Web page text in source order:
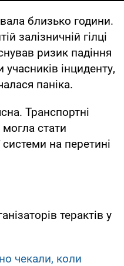
близько години.
залізничній гілці
ризик падіння
інциденту,
паніка.
Транспортні
стати
на перетині
терактів у
чекали, коли